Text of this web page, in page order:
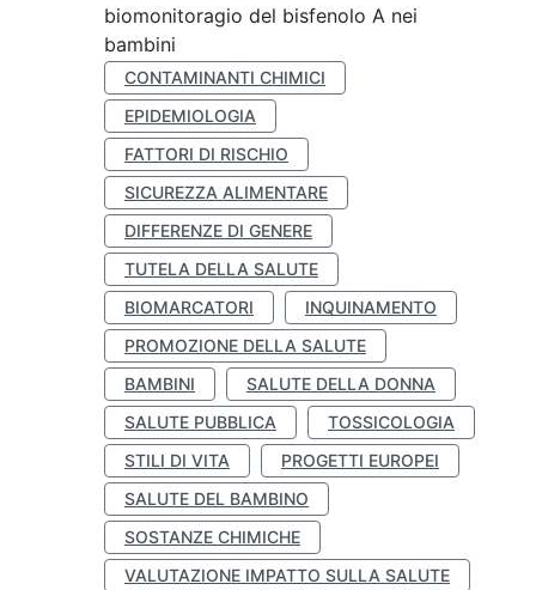
biomonitoragio del bisfenolo A nei
bambini
CONTAMINANTI CHIMICI
EPIDEMIOLOGIA
FATTORI DI RISCHIO
SICUREZZA ALIMENTARE
DIFFERENZE DI GENERE
TUTELA DELLA SALUTE
BIOMARCATORI
INQUINAMENTO
PROMOZIONE DELLA SALUTE
BAMBINI
SALUTE DELLA DONNA
SALUTE PUBBLICA
TOSSICOLOGIA
STILI DI VITA
PROGETTI EUROPEI
SALUTE DEL BAMBINO
SOSTANZE CHIMICHE
VALUTAZIONE IMPATTO SULLA SALUTE